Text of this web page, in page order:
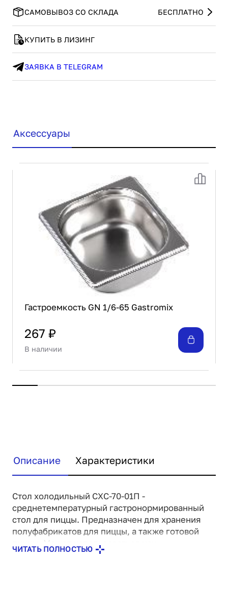
САМОВЫВОЗ СО СКЛАДА БЕСПЛАТНО
КУПИТЬ В ЛИЗИНГ
ЗАЯВКА В TELEGRAM
Аксессуары
Гастроемкость GN 1/6-65 Gastromix
267 ₽
В наличии
Описание Характеристики
Стол холодильный СХС-70-01П -
среднетемпературный гастронормированный
стол для пиццы. Предназначен для хранения
полуфабрикатов для пиццы, а также готовой
пиццы. Может использоваться как
самостоятельно, так и в составе
ЧИТАТЬ ПОЛНОСТЬЮ